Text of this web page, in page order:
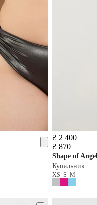
₴ 2 400
₴ 870
Shape of Angel
Купальник
XS S M